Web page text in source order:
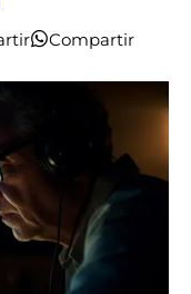
Compartir